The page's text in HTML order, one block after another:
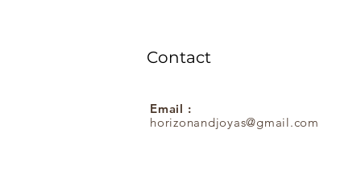
Contact
Email :
horizonandjoyas@gmail.com